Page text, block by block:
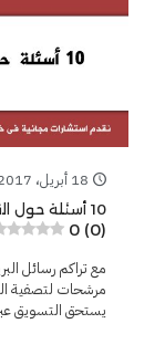
18 أبريل، 2017
10 أسئلة حول التسويق عبر البريد الإلكتروني
0 (0)
مع تراكم رسائل
مرشحات لتصفية
يستحق التسويق